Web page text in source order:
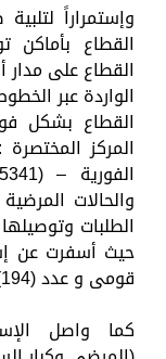
وإستمراراً
القطاع
القطاع على مدار
الواردة عبر
القطاع بشكل
والحالات
الطلبات
قومى و عدد (194) مصدراً مميكناً.
كما واصل